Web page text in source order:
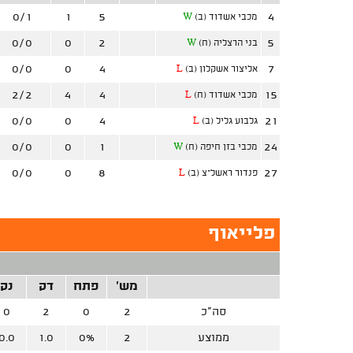
4 מכבי אשדוד (ב) W
5
1
0/1
5 בני הרצליה (ח) W
2
0
0/0
7 אליצור אשקלון (ב) L
4
0
0/0
15 מכבי אשדוד (ח) L
4
4
2/2
21 גלבוע גליל (ב) L
4
0
0/0
24 מכבי בזן חיפה (ח) W
1
0
0/0
27 פנדור ראשל"צ (ב) L
8
0
0/0
פלייאוף
מש' פתח דק נק
סה"כ 2
0
2
0
ממוצע 2
0%
1.0